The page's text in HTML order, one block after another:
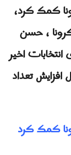
کمک کرد،
، حسن
انتخابات اخیر
افزایش تعداد
کمک کرد